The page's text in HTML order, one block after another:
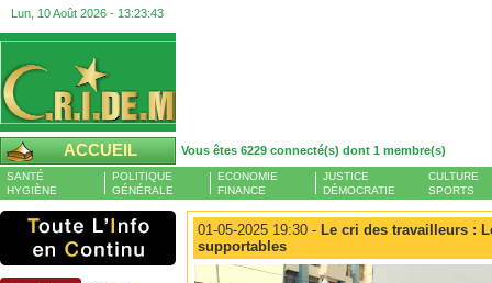
Lun, 10 Août 2026 - 13:23:43
ACCUEIL Vous êtes 6229 connecté(s) dont 1 membre(s)
SANTÉ
HYGIÈNE
POLITIQUE
GÉNÉRALE
ECONOMIE
FINANCE
JUSTICE
DÉMOCRATIE
CULTURE
SPORTS
01-05-2025 19:30 - Le cri des travailleurs :
supportables